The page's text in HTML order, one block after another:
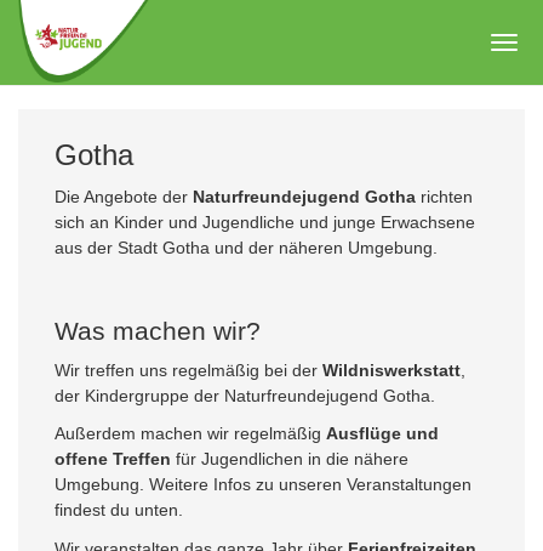
Zum
Hauptinhalt
springen
Gotha
Die Angebote der Naturfreundejugend Gotha richten
sich an Kinder und Jugendliche und junge Erwachsene
aus der Stadt Gotha und der näheren Umgebung.
Was machen wir?
Wir treffen uns regelmäßig bei der Wildniswerkstatt
der Kindergruppe der Naturfreundejugend Gotha.
Außerdem machen wir regelmäßig Ausflüge und
offene Treffen für Jugendlichen in die nähere
Umgebung. Weitere Infos zu unseren Veranstaltungen
findest du unten.